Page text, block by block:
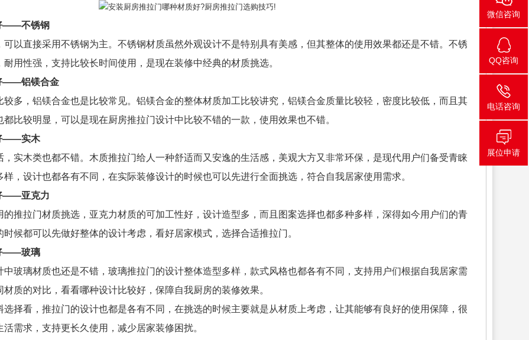
——不锈钢
可以直接采用不锈钢为主。不锈钢材质虽然外观设计不是特别具有美感，但其整体的使用效果都还是不错。不锈
用性强，支持比较长时间使用，是现在装修中经典的材质挑选。
——铝镁合金
较多，铝镁合金也是比较常见。铝镁合金的整体材质加工比较讲究，铝镁合金质量比较轻，密度比较低，而且其
比较明显，可以是现在厨房推拉门设计中比较不错的一款，使用效果也不错。
——实木
，实木类也都不错。木质推拉门给人一种舒适而又安逸的生活感，美观大方又非常环保，是现代用户们备受青睐
，设计也都各有不同，在实际装修设计的时候也可以先进行全面挑选，符合自我居家使用需求。
——亚克力
的推拉门材质挑选，亚克力材质的可加工性好，设计造型多，而且图案选择也都多种多样，深得如今用户们的青
候都可以先做好整体的设计考虑，看好居家模式，选择合适推拉门。
——玻璃
中玻璃材质也还是不错，玻璃推拉门的设计整体造型多样，款式风格也都各有不同，支持用户们根据自我居家需
质的对比，看看哪种设计比较好，保障自我厨房的装修效果。
选择看，推拉门的设计也都是各有不同，在挑选的时候主要就是从材质上考虑，让其能够有良好的使用保障，很
需求，支持更长久使用，减少居家装修困扰。
微信咨询
QQ咨询
电话咨询
展位申请